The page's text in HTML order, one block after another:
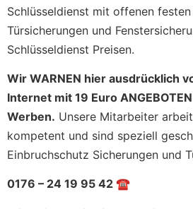
Schlüsseldienst mit offenen
Türsicherungen und
Schlüsseldienst Preisen.
Wir WARNEN hier ausdrücklich
Internet mit 19 Euro
Werben. Unsere Mitarbeiter
kompetent und sind speziell
Einbruchschutz Sicherungen und
0176 – 24 19 95 42 ☎